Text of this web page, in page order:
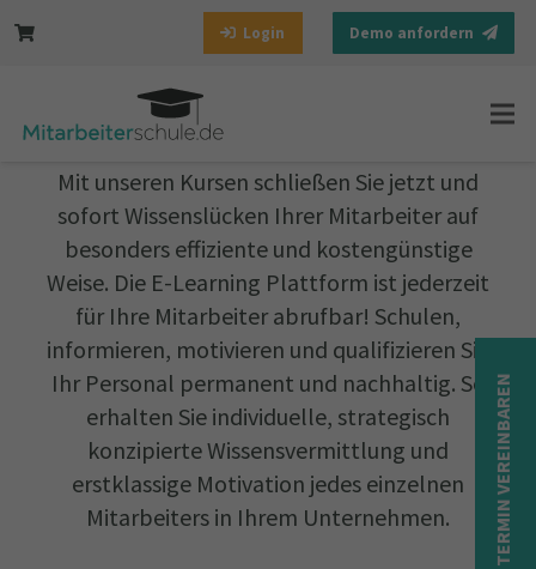
TERMIN VEREINBAREN
Login Demo anfordern
Eine Plattform – alle Kurse
Mit unseren Kursen schließen Sie jetzt und
sofort Wissenslücken Ihrer Mitarbeiter auf
besonders effiziente und kostengünstige
Weise. Die E-Learning Plattform ist jederzeit
für Ihre Mitarbeiter abrufbar! Schulen,
informieren, motivieren und qualifizieren Sie
Ihr Personal permanent und nachhaltig. So
erhalten Sie individuelle, strategisch
konzipierte Wissensvermittlung und
erstklassige Motivation jedes einzelnen
Mitarbeiters in Ihrem Unternehmen.